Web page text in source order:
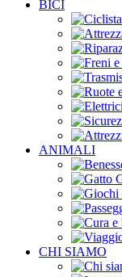
BICI
ANIMALI
CHI SIAMO